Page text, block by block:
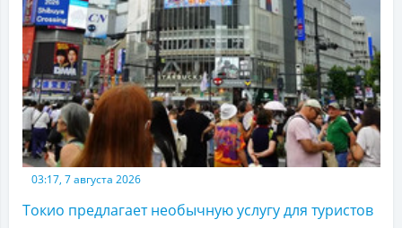
03:17, 7 августа 2026
Токио предлагает необычную услугу для туристов